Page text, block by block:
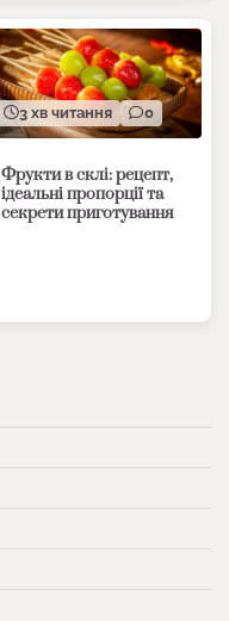
3 хв читання 0
Фрукти в склі: рецепт,
ідеальні пропорції та
секрети приготування